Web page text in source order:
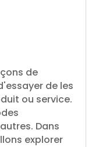
de
de les
ou service.
Dans
explorer